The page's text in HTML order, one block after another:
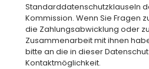
Standarddatenschutzklauseln
Kommission. Wenn Sie Fragen
die Zahlungsabwicklung oder
Zusammenarbeit mit ihnen
bitte an die in dieser
Kontaktmöglichkeit.